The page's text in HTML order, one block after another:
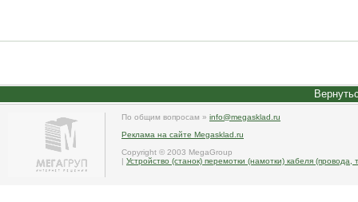
По общим вопросам » info@megasklad.ru
Реклама на сайте Megasklad.ru
Copyright © 2003 MegaGroup
| Устройство (станок) перемотки (намотки) кабеля (провода,